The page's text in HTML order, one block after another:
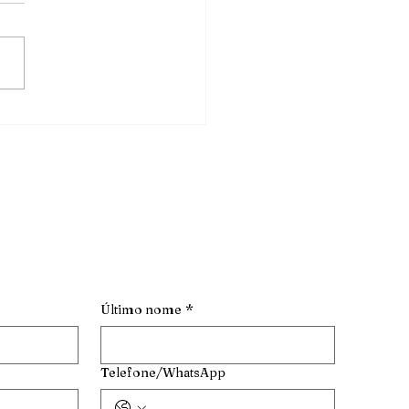
Último nome *
Telefone/WhatsApp